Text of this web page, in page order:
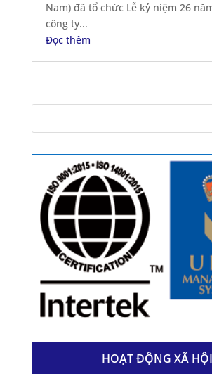
Nam) đã tổ chức Lễ kỷ niệm 26
công ty...
Đọc thêm
HOẠT ĐỘNG XÃ HỘI